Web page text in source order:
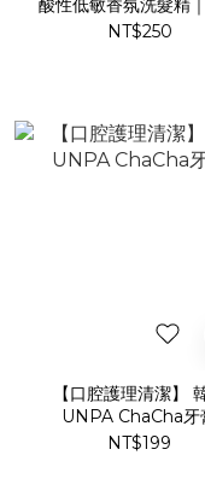
酸性低敏香氛洗髮精
乳
NT$250
【口腔護理清潔】
UNPA ChaCha牙
NT$199